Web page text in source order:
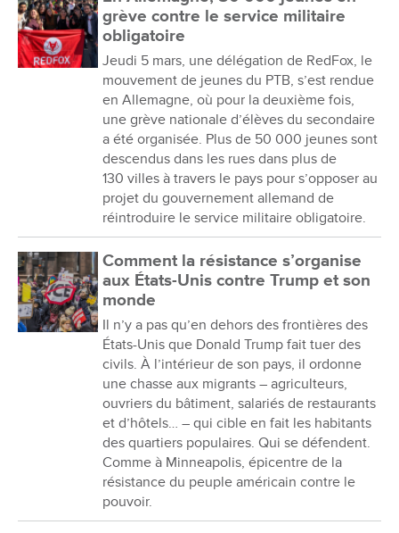
grève contre le service militaire
obligatoire
Jeudi 5 mars, une délégation de RedFox, le
mouvement de jeunes du PTB, s’est rendue
en Allemagne, où pour la deuxième fois,
une grève nationale d’élèves du secondaire
a été organisée. Plus de 50 000 jeunes sont
descendus dans les rues dans plus de
130 villes à travers le pays pour s’opposer au
projet du gouvernement allemand de
réintroduire le service militaire obligatoire.
Comment la résistance s’organise
aux États-Unis contre Trump et son
monde
Il n’y a pas qu’en dehors des frontières des
États-Unis que Donald Trump fait tuer des
civils. À l’intérieur de son pays, il ordonne
une chasse aux migrants – agriculteurs,
ouvriers du bâtiment, salariés de restaurants
et d’hôtels… – qui cible en fait les habitants
des quartiers populaires. Qui se défendent.
Comme à Minneapolis, épicentre de la
résistance du peuple américain contre le
pouvoir.